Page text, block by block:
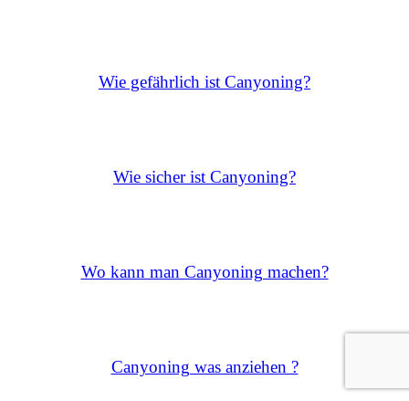
Wie gefährlich ist Canyoning?
Wie sicher ist Canyoning?
Wo kann man Canyoning machen?
Canyoning was anziehen ?